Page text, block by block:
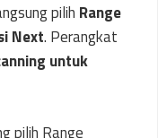
pilih Range
Next. Perangkat
untuk